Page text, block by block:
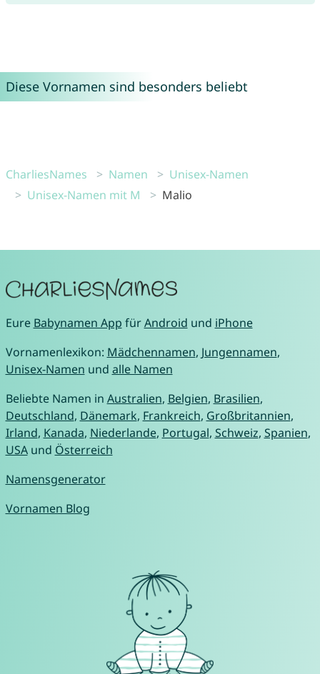
Diese Vornamen sind besonders beliebt
CharliesNames Namen
Unisex-Namen
Unisex-Namen mit M
Malio
Eure Babynamen App fürAndroid und iPhone
Vornamenlexikon: Mädchennamen, Jungennamen,
Unisex-Namen und alle Namen
Beliebte Namen in Australien, Belgien, Brasilien,
Deutschland, Dänemark, Frankreich, Großbritannien,
Irland, Kanada, Niederlande, Portugal, Schweiz, Spanien,
USAund Österreich
Namensgenerator
Vornamen Blog